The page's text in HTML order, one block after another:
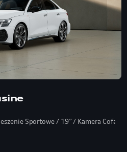
Sportowe / 19” / Kamera Cofania